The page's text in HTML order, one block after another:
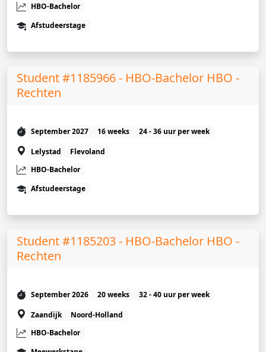
HBO-Bachelor
Afstudeerstage
Student #1185966 - HBO-Bachelor HBO -
Rechten
September 2027 16 weeks
24 - 36 uur per week
Lelystad
Flevoland
HBO-Bachelor
Afstudeerstage
Student #1185203 - HBO-Bachelor HBO -
Rechten
September 2026 20 weeks
32 - 40 uur per week
Zaandijk
Noord-Holland
HBO-Bachelor